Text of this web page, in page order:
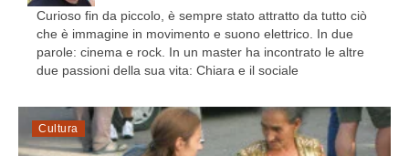
Curioso fin da piccolo, è sempre stato attratto da tutto ciò
che è immagine in movimento e suono elettrico. In due
parole: cinema e rock. In un master ha incontrato le altre
due passioni della sua vita: Chiara e il sociale
Cultura